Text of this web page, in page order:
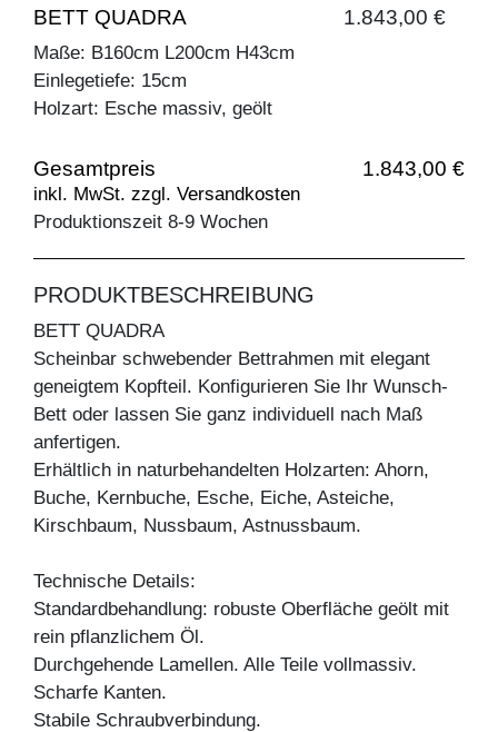
BETT QUADRA 1.843,00 €
Maße: B160cm L200cm H43cm
Einlegetiefe: 15cm
Holzart: Esche massiv, geölt
Gesamtpreis 1.843,00 €
inkl. MwSt. zzgl. Versandkosten
Produktionszeit 8-9 Wochen
PRODUKTBESCHREIBUNG
BETT QUADRA
Scheinbar schwebender Bettrahmen mit elegant
geneigtem Kopfteil. Konfigurieren Sie Ihr Wunsch-
Bett oder lassen Sie ganz individuell nach Maß
anfertigen.
Erhältlich in naturbehandelten Holzarten: Ahorn,
Buche, Kernbuche, Esche, Eiche, Asteiche,
Kirschbaum, Nussbaum, Astnussbaum.
Technische Details:
Standardbehandlung: robuste Oberfläche geölt mit
rein pflanzlichem Öl.
Durchgehende Lamellen. Alle Teile vollmassiv.
Scharfe Kanten.
Stabile Schraubverbindung.